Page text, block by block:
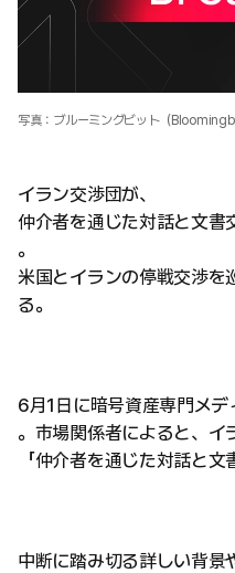
写真：ブルーミングビット（
イラン交渉団が、
仲介者を通じた対話と文書
。
米国とイランの停戦交渉を
る。
6月1日に暗号資産専門メ
。市場関係者によると、イ
「仲介者を通じた対話と
中断に踏み切る詳しい背景